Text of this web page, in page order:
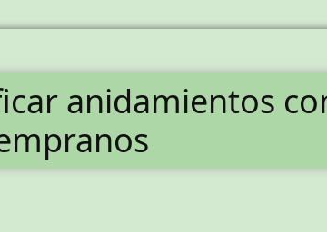
anidamientos